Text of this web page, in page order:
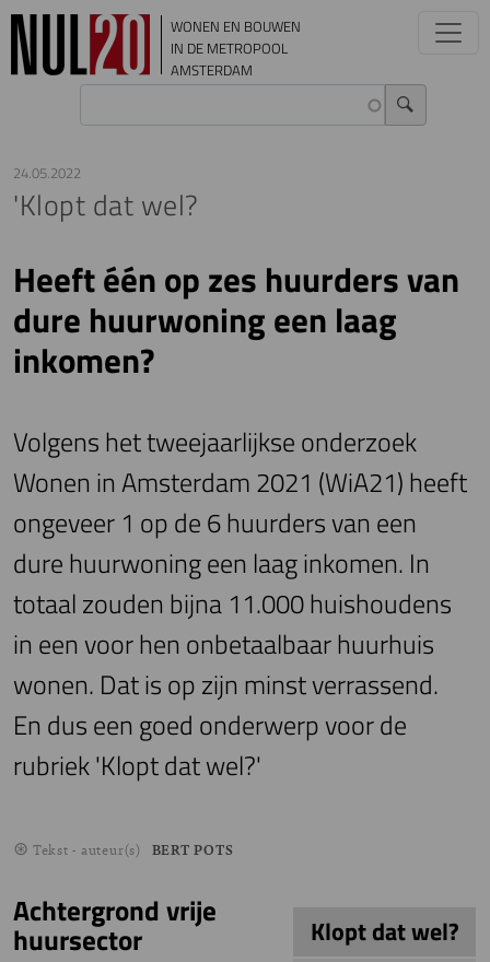
Overslaan en naar de inhoud gaan
WONEN EN BOUWEN
IN DE METROPOOL
AMSTERDAM
24.05.2022
'Klopt dat wel?
Heeft één op zes huurders van
dure huurwoning een laag
inkomen?
Volgens het tweejaarlijkse onderzoek
Wonen in Amsterdam 2021 (WiA21) heeft
ongeveer 1 op de 6 huurders van een
dure huurwoning een laag inkomen. In
totaal zouden bijna 11.000 huishoudens
in een voor hen onbetaalbaar huurhuis
wonen. Dat is op zijn minst verrassend.
En dus een goed onderwerp voor de
rubriek 'Klopt dat wel?'
Tekst - auteur(s) BERT POTS
Klopt dat wel?
Achtergrond vrije
huursector